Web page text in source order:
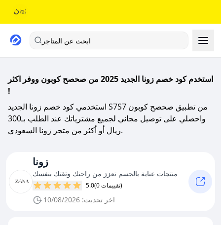
ابحث عن المتاجر
استخدم كود خصم زونا الجديد 2025 من صحصح كوبون ووفر اكثر
!
استخدمي كود خصم زونا الجديد S7S7 من تطبيق صحصح كوبون
واحصلي على توصيل مجاني لجميع مشترياتك عند الطلب بـ300
ريال أو أكثر من متجر زونا السعودي.
زونا
منتجات عناية بالجسم تعزز من راحتك وثقتك بنفسك
5.0 (0 تقييمات)
اخر تحديث: 10/08/2026